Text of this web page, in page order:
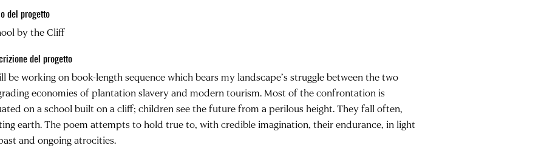
del progetto
by the Cliff
del progetto
be working on book-length sequence which bears my landscape’s struggle between the two
economies of plantation slavery and modern tourism. Most of the confrontation is
on a school built on a cliff; children see the future from a perilous height. They fall often,
earth. The poem attempts to hold true to, with credible imagination, their endurance, in light
and ongoing atrocities.